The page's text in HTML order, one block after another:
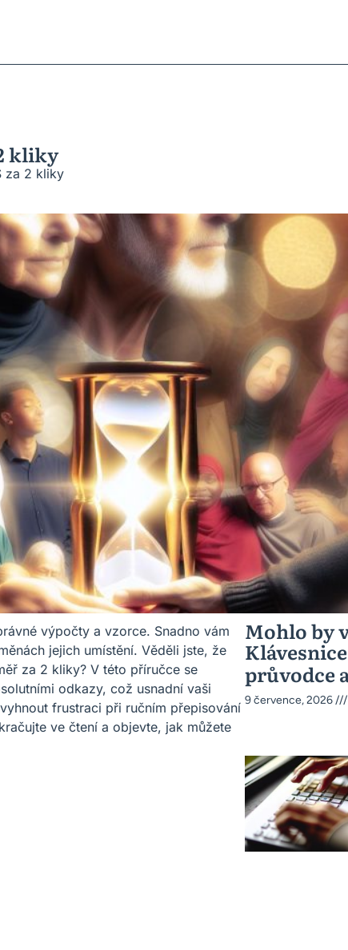
kliky
za 2 kliky
výpočty a vzorce. Snadno vám
jejich umístění. Věděli jste, že
za 2 kliky? V této příručce se
odkazy, což usnadní vaši
frustraci při ručním přepisování
ve čtení a objevte, jak můžete
Mohlo by
průvodce
9 července, 2026